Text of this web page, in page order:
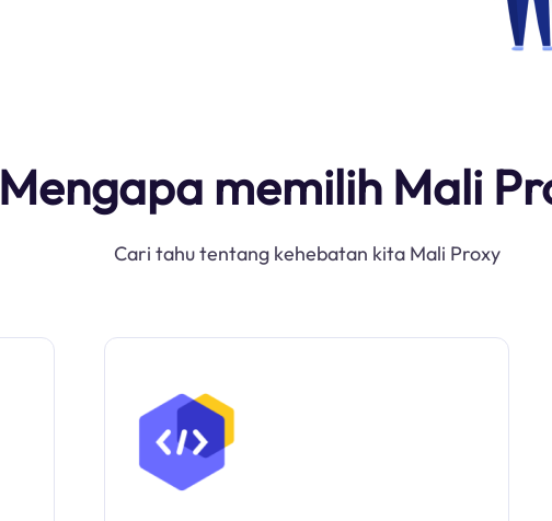
Mengapa memilih Mali
Cari tahu tentang kehebatan kita Mali Proxy